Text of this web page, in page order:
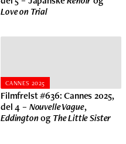
Love on Trial
CANNES 2025
Filmfrelst #636: Cannes 2025,
del 4 – Nouvelle Vague,
EddingtonogThe Little Sister